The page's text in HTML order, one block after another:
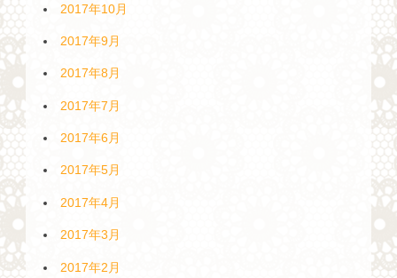
2017年10月
2017年9月
2017年8月
2017年7月
2017年6月
2017年5月
2017年4月
2017年3月
2017年2月